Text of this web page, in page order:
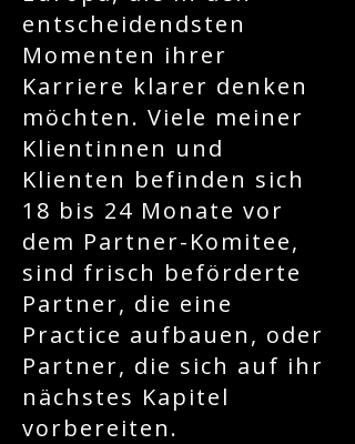
entscheidendsten
Momenten ihrer
Karriere klarer denken
möchten. Viele meiner
Klientinnen und
Klienten befinden sich
18 bis 24 Monate vor
dem Partner-Komitee,
sind frisch beförderte
Partner, die eine
Practice aufbauen, oder
Partner, die sich auf ihr
nächstes Kapitel
vorbereiten.